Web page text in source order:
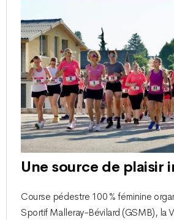
Une source de plaisir
Course pédestre 100 % féminine
Sportif Malleray-Bévilard (GSMB), la